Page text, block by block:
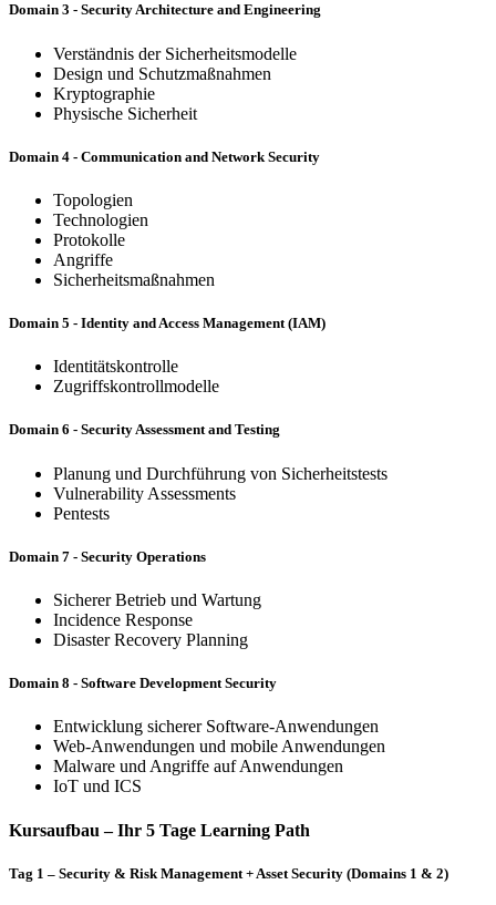
Domain 3 - Security Architecture and Engineering
Verständnis der Sicherheitsmodelle
Design und Schutzmaßnahmen
Kryptographie
Physische Sicherheit
Domain 4 - Communication and Network Security
Topologien
Technologien
Protokolle
Angriffe
Sicherheitsmaßnahmen
Domain 5 - Identity and Access Management (IAM)
Identitätskontrolle
Zugriffskontrollmodelle
Domain 6 - Security Assessment and Testing
Planung und Durchführung von Sicherheitstests
Vulnerability Assessments
Pentests
Domain 7 - Security Operations
Sicherer Betrieb und Wartung
Incidence Response
Disaster Recovery Planning
Domain 8 - Software Development Security
Entwicklung sicherer Software-Anwendungen
Web-Anwendungen und mobile Anwendungen
Malware und Angriffe auf Anwendungen
IoT und ICS
Kursaufbau – Ihr 5 Tage Learning Path
Tag 1 – Security & Risk Management + Asset Security (Domains 1 & 2)